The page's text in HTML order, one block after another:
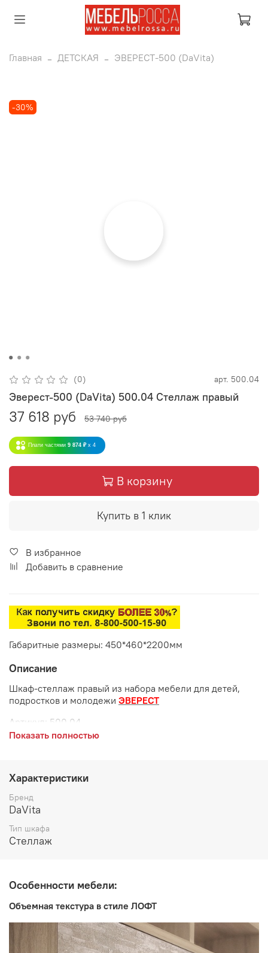
Главная ДЕТСКАЯ ЭВЕРЕСТ-500 (DaVita)
-30%
(0) арт. 500.04
Эверест-500 (DaVita) 500.04 Стеллаж правый
37 618 руб 53 740 руб
Плати частями 9 874 ₽ x 4
В корзину
Купить в 1 клик
В избранное
Добавить в сравнение
Габаритные размеры: 450*460*2200мм
Описание
Шкаф-стеллаж правый из набора мебели для детей,
подростков и молодежи ЭВЕРЕСТ
Артикул: 500.04
глубина 460 мм
высота 2200 мм
Показать полностью
Характеристики
Бренд
DaVita
Тип шкафа
Стеллаж
Особенности мебели:
Объемная текстура в стиле ЛОФТ